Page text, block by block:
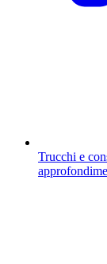
Trucchi e